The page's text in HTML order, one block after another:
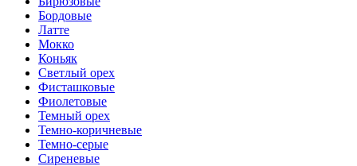
Бордовые
Латте
Мокко
Коньяк
Светлый орех
Фисташковые
Фиолетовые
Темный орех
Темно-коричневые
Темно-серые
Сиреневые